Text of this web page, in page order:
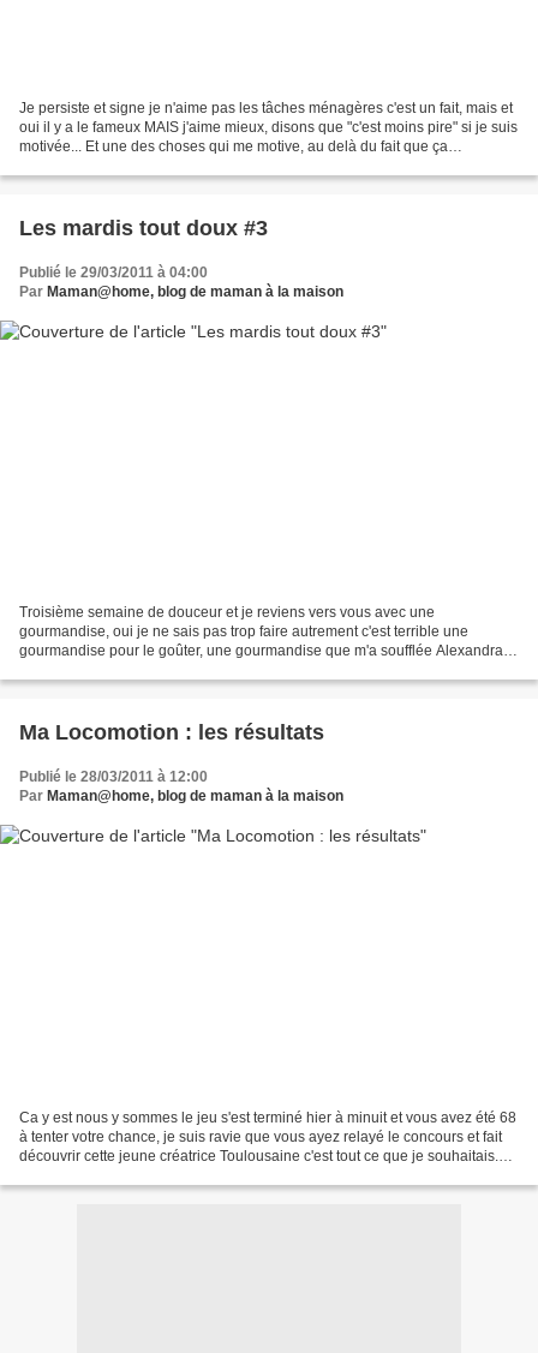
Je persiste et signe je n'aime pas les tâches ménagères c'est un fait, mais et
oui il y a le fameux MAIS j'aime mieux, disons que "c'est moins pire" si je suis
motivée... Et une des choses qui me motive, au delà du fait que ça
Les mardis tout doux #3
Publié le 29/03/2011 à 04:00
Par Maman@home, blog de maman à la maison
Troisième semaine de douceur et je reviens vers vous avec une
gourmandise, oui je ne sais pas trop faire autrement c'est terrible une
gourmandise pour le goûter, une gourmandise que m'a soufflée Alexandra
Ma Locomotion : les résultats
Publié le 28/03/2011 à 12:00
Par Maman@home, blog de maman à la maison
Ca y est nous y sommes le jeu s'est terminé hier à minuit et vous avez été 68
à tenter votre chance, je suis ravie que vous ayez relayé le concours et fait
découvrir cette jeune créatrice Toulousaine c'est tout ce que je souhaitais.